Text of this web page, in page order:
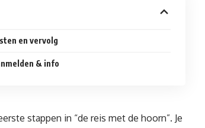
en vervolg
& info
stappen in “de reis met de hoorn”. Je